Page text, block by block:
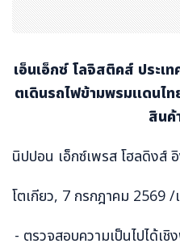
เอ็นเอ็กซ์ โลจิสติคส์ ประเ
ตเดินรถไฟข้ามพรมแดนไ
สิน
นิปปอน เอ็กซ์เพรส โฮลดิงส์
โตเกียว, 7 กรกฎาคม 2569 /
- ตรวจสอบความเป็นไปได้เ